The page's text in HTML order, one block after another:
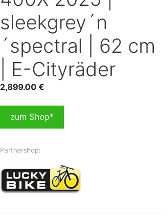
sleekgrey´n
´spectral | 62 cm
| E-Cityräder
2,899.00 €
zum Shop*
Partnershop: